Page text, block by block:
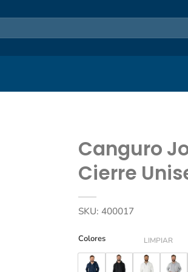
Canguro
Cierre
SKU: 400017
Colores LIMPIAR